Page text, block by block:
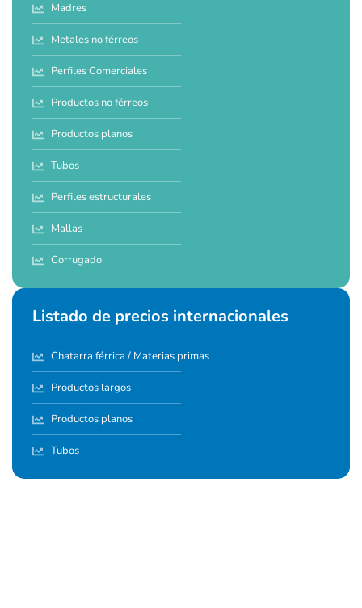
Madres
Metales no férreos
Perfiles Comerciales
Productos no férreos
Productos planos
Tubos
Perfiles estructurales
Mallas
Corrugado
Listado de precios internacionales
Chatarra férrica / Materias primas
Productos largos
Productos planos
Tubos